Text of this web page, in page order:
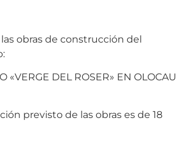
obras de construcción del
«VERGE DEL ROSER» EN OLOCAU
previsto de las obras es de 18